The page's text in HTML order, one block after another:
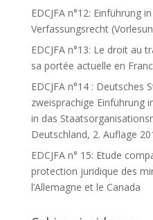
EDCJFA n°12: Einführung
Verfassungsrecht
EDCJFA n°13: Le droit au
sa portée actuelle en
EDCJFA n°14 : Deutsches
zweisprachige Einführung
in das
Deutschland, 2. Auflage
EDCJFA n° 15: Etude
protection juridique des
l’Allemagne et le Canada